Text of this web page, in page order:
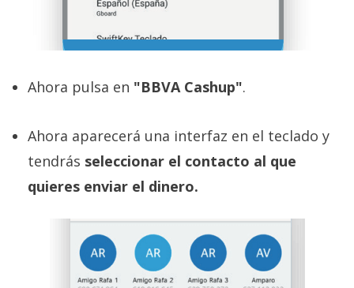
Ahora pulsa en "BBVA Cashup".
Ahora aparecerá una interfaz en el teclado y
tendrás seleccionar el contacto al que
quieres enviar el dinero.